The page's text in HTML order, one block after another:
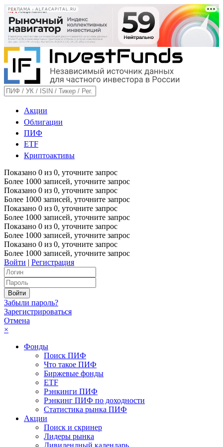
РЕКЛАМА • ALFACAPITAL.RU
Акции
Облигации
ПИФ
ETF
Криптоактивы
Показано 0 из 0, уточните запрос
Более 1000 записей, уточните запрос
Показано 0 из 0, уточните запрос
Более 1000 записей, уточните запрос
Показано 0 из 0, уточните запрос
Более 1000 записей, уточните запрос
Показано 0 из 0, уточните запрос
Более 1000 записей, уточните запрос
Показано 0 из 0, уточните запрос
Более 1000 записей, уточните запрос
Войти | Регистрация
Забыли пароль?
Зарегистрироваться
Отмена
×
Фонды
Поиск ПИФ
Что такое ПИФ
Биржевые фонды
ETF
Рэнкинги ПИФ
Рэнкинг ПИФ по доходности
Статистика рынка ПИФ
Акции
Поиск и скринер
Лидеры рынка
Дивидендный календарь